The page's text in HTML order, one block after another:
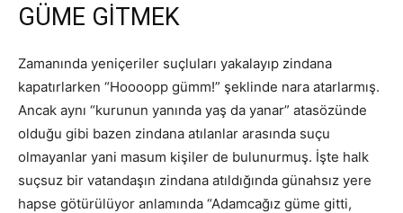
GÜME GİTMEK
Zamanında yeniçeriler suçluları yakalayıp zindana
kapatırlarken “Hoooopp gümm!” şeklinde nara atarlarmış.
Ancak aynı “kurunun yanında yaş da yanar” atasözünde
olduğu gibi bazen zindana atılanlar arasında suçu
olmayanlar yani masum kişiler de bulunurmuş. İşte halk
suçsuz bir vatandaşın zindana atıldığında günahsız yere
hapse götürülüyor anlamında “Adamcağız güme gitti,